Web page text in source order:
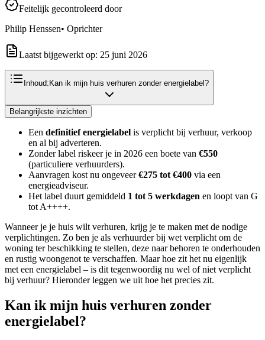
Feitelijk gecontroleerd door
Philip Henssen• Oprichter
Laatst bijgewerkt op: 25 juni 2026
Inhoud: Kan ik mijn huis verhuren zonder energielabel?
Belangrijkste inzichten
Een definitief energielabel is verplicht bij verhuur, verkoop
en al bij adverteren.
Zonder label riskeer je in 2026 een boete van €550
(particuliere verhuurders).
Aanvragen kost nu ongeveer€275 tot €400 via een
energieadviseur.
Het label duurt gemiddeld 1 tot 5 werkdagen en loopt van G
tot A++++.
Wanneer je je huis wilt verhuren, krijg je te maken met de nodige
verplichtingen. Zo ben je als verhuurder bij wet verplicht om de
woning ter beschikking te stellen, deze naar behoren te onderhouden
en rustig woongenot te verschaffen. Maar hoe zit het nu eigenlijk
met een energielabel – is dit tegenwoordig nu wel of niet verplicht
bij verhuur? Hieronder leggen we uit hoe het precies zit.
Kan ik mijn huis verhuren zonder
energielabel?